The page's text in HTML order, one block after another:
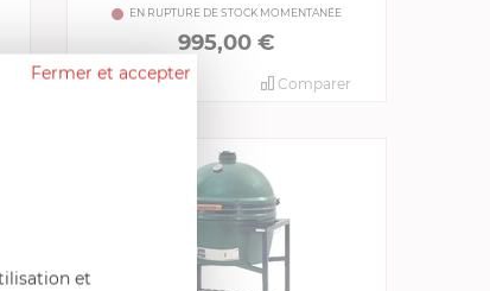
EN RUPTURE DE STOCK MOMENTANÉE
995,00 €
Comparer
Fermer et accepter
et